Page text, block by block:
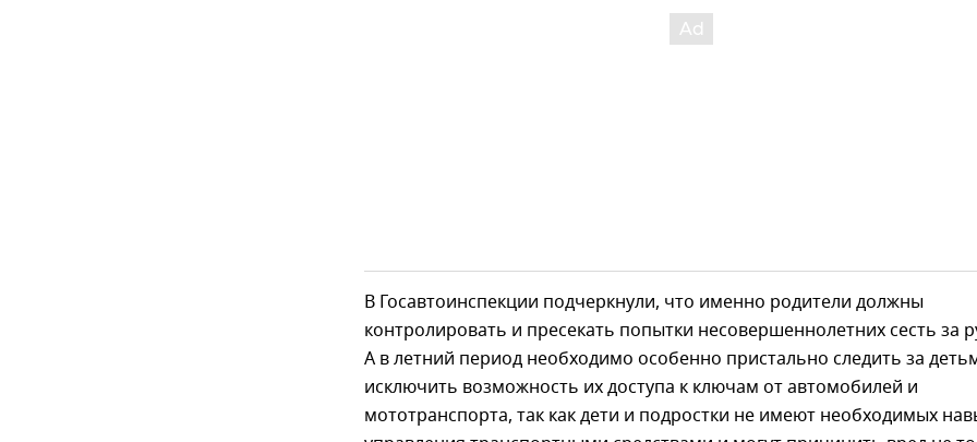
В Госавтоинспекции подчеркнули, что именно родители должны
контролировать и пресекать попытки несовершеннолетних сесть за
А в летний период необходимо особенно пристально следить за
исключить возможность их доступа к ключам от автомобилей и
мототранспорта, так как дети и подростки не имеют необходимых